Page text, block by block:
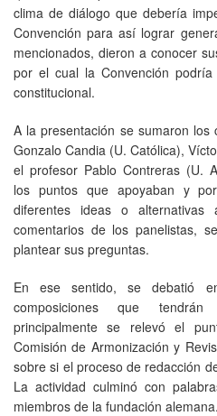
clima de diálogo que debería
Convención para así lograr
mencionados, dieron a conocer
por el cual la Convención
constitucional.
A la presentación se sumaron
Gonzalo Candia (U. Católica),
el profesor Pablo Contreras (U.
los puntos que apoyaban y
diferentes ideas o
comentarios de los panelistas,
plantear sus preguntas.
En ese sentido, se debatió
composiciones que
principalmente se relevó el
Comisión de Armonización y
sobre si el proceso de redacción
La actividad culminó con
miembros de la fundación alemana.